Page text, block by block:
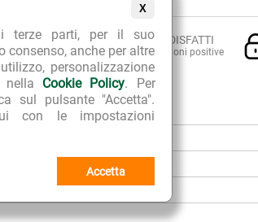
X
terze parti, per il suo
anche per altre
personalizzazione
nella Cookie Policy. Per
sul pulsante "Accetta".
con le impostazioni
Accetta
2022 CLIENTI SODDISFATTI
99.7% di recensioni positive